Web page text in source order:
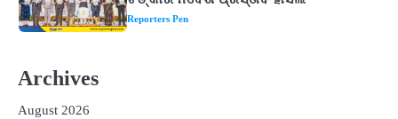
Reporters Pen
Archives
August 2026